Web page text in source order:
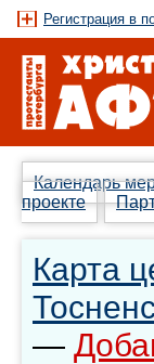
Регистрация в
Календарь
проекте
Карта
—